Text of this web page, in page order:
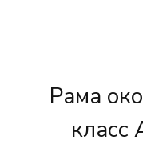
Рама
класс